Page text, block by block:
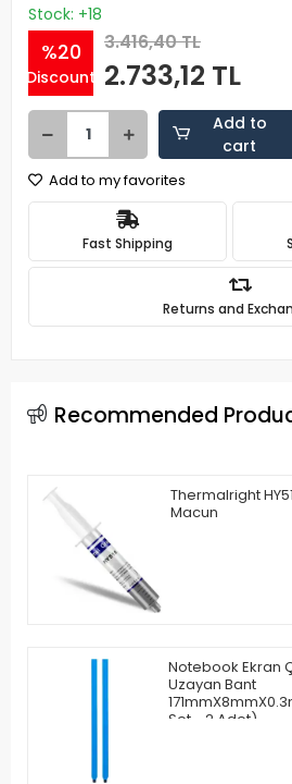
Stock: +18
%20
Discount
3.416,40 TL
2.733,12 TL
Add to
cart
Add to my favorites
Fast Shipping
Returns and
Recommended
Thermalright
Macun
Notebook Ekran
Uzayan Bant
Set - 2 Adet)